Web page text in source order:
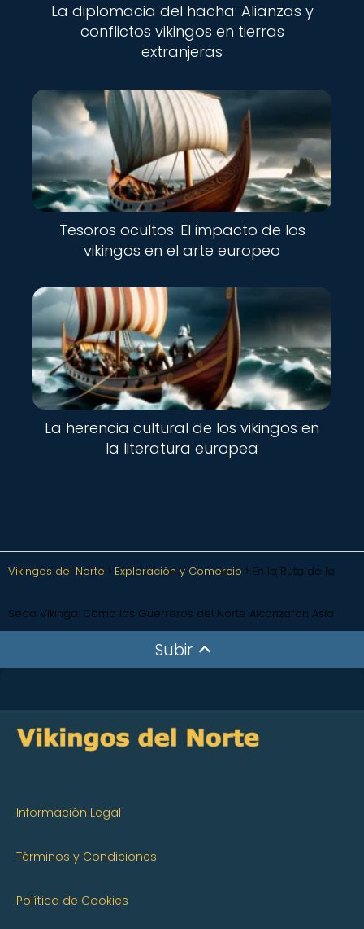
La diplomacia del hacha: Alianzas y
conflictos vikingos en tierras
extranjeras
Tesoros ocultos: El impacto de los
vikingos en el arte europeo
La herencia cultural de los vikingos en
la literatura europea
Vikingos del Norte Exploración y Comercio En la Ruta de la
Seda Vikinga: Cómo los Guerreros del Norte Alcanzaron Asia
Subir
Información Legal
Términos y Condiciones
Política de Cookies